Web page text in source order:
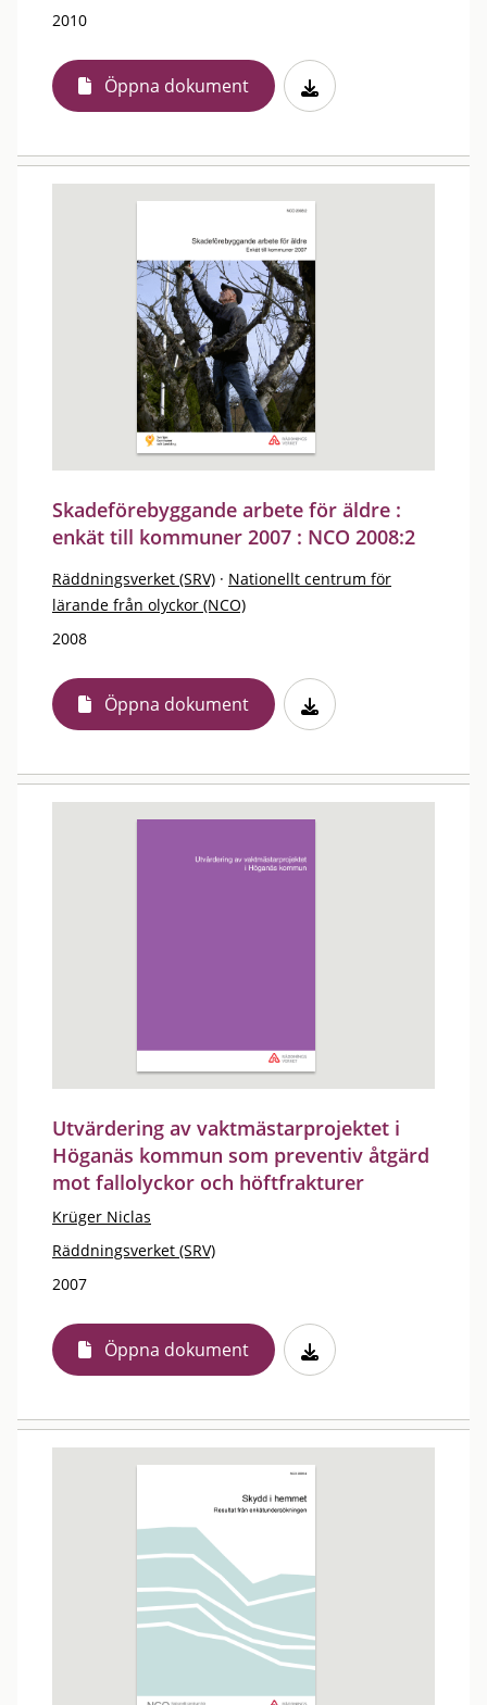
2010
Öppna dokument
Skadeförebyggande arbete för äldre :
enkät till kommuner 2007 : NCO 2008:2
Räddningsverket (SRV) · Nationellt centrum för
lärande från olyckor (NCO)
2008
Öppna dokument
Utvärdering av vaktmästarprojektet i
Höganäs kommun som preventiv åtgärd
mot fallolyckor och höftfrakturer
Krüger Niclas
Räddningsverket (SRV)
2007
Öppna dokument